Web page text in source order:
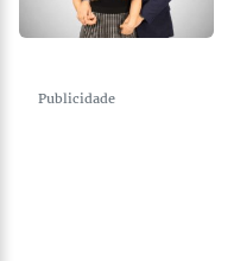
Publicidade